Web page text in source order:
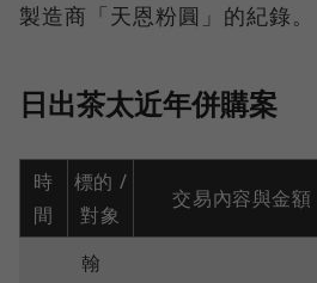
製造商「天恩粉圓」的紀錄。
日出茶太近年併購案
時
間
標的 /
對象
交易內容與金額
翰